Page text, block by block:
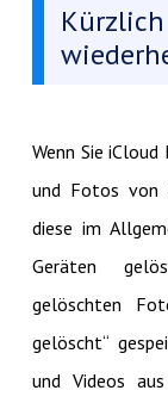
Wenn Sie
und Fotos von
diese im
Geräten
gelöschten
gelöscht“
und Videos